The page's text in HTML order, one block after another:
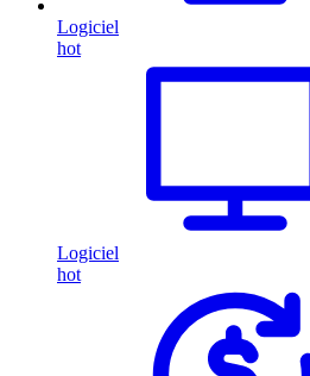
Logiciel
hot
Logiciel
hot